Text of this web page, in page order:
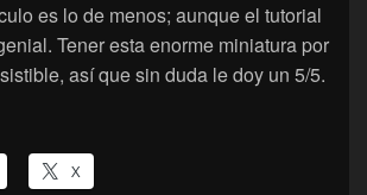
es lo de menos; aunque el tutorial
Tener esta enorme miniatura por
así que sin duda le doy un 5/5.
X